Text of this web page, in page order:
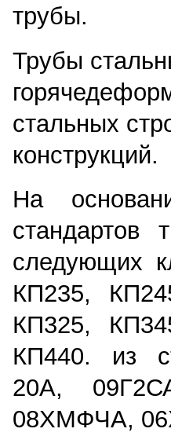
трубы.
Трубы
стальных
конструкций.
На
стандартов
следующих
КП235,
КП325,
КП440. из
20А,
08ХМФЧА,